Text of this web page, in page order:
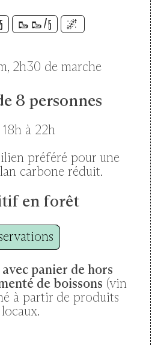
🥾🥾/5 🌌
2h30 de marche
8 personnes
18h à 22h
préféré pour une
carbone réduit.
en forêt
avec panier de hors
de boissons (vin
à partir de produits
locaux.